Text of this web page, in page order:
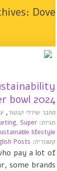
Dove
bowl 2024
מחבר שירלי קנטור,
קטגוריה: Posts,
תגיות: , Super
lifestyle
pay a lot of
some brands